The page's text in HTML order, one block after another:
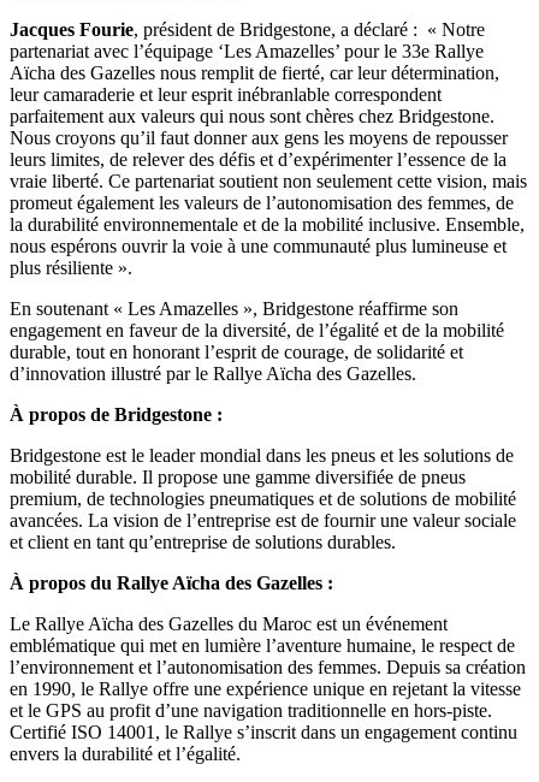
Jacques Fourie, président de Bridgestone, a déclaré : « Notre
partenariat avec l’équipage ‘Les Amazelles’ pour le 33e Rallye
Aïcha des Gazelles nous remplit de fierté, car leur détermination,
leur camaraderie et leur esprit inébranlable correspondent
parfaitement aux valeurs qui nous sont chères chez Bridgestone.
Nous croyons qu’il faut donner aux gens les moyens de repousser
leurs limites, de relever des défis et d’expérimenter l’essence de la
vraie liberté. Ce partenariat soutient non seulement cette vision, mais
promeut également les valeurs de l’autonomisation des femmes, de
la durabilité environnementale et de la mobilité inclusive. Ensemble,
nous espérons ouvrir la voie à une communauté plus lumineuse et
plus résiliente ».
En soutenant « Les Amazelles », Bridgestone réaffirme son
engagement en faveur de la diversité, de l’égalité et de la mobilité
durable, tout en honorant l’esprit de courage, de solidarité et
d’innovation illustré par le Rallye Aïcha des Gazelles.
À propos de Bridgestone :
Bridgestone est le leader mondial dans les pneus et les solutions de
mobilité durable. Il propose une gamme diversifiée de pneus
premium, de technologies pneumatiques et de solutions de mobilité
avancées. La vision de l’entreprise est de fournir une valeur sociale
et client en tant qu’entreprise de solutions durables.
À propos du Rallye Aïcha des Gazelles :
Le Rallye Aïcha des Gazelles du Maroc est un événement
emblématique qui met en lumière l’aventure humaine, le respect de
l’environnement et l’autonomisation des femmes. Depuis sa création
en 1990, le Rallye offre une expérience unique en rejetant la vitesse
et le GPS au profit d’une navigation traditionnelle en hors-piste.
Certifié ISO 14001, le Rallye s’inscrit dans un engagement continu
envers la durabilité et l’égalité.